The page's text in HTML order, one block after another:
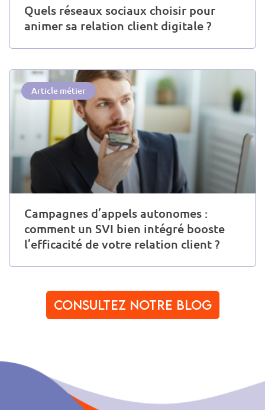
Quels réseaux sociaux choisir pour
animer sa relation client digitale ?
Article métier
Campagnes d’appels autonomes :
comment un SVI bien intégré booste
l’efficacité de votre relation client ?
Consultez notre blog